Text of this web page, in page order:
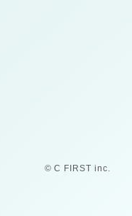
© C FIRST inc.